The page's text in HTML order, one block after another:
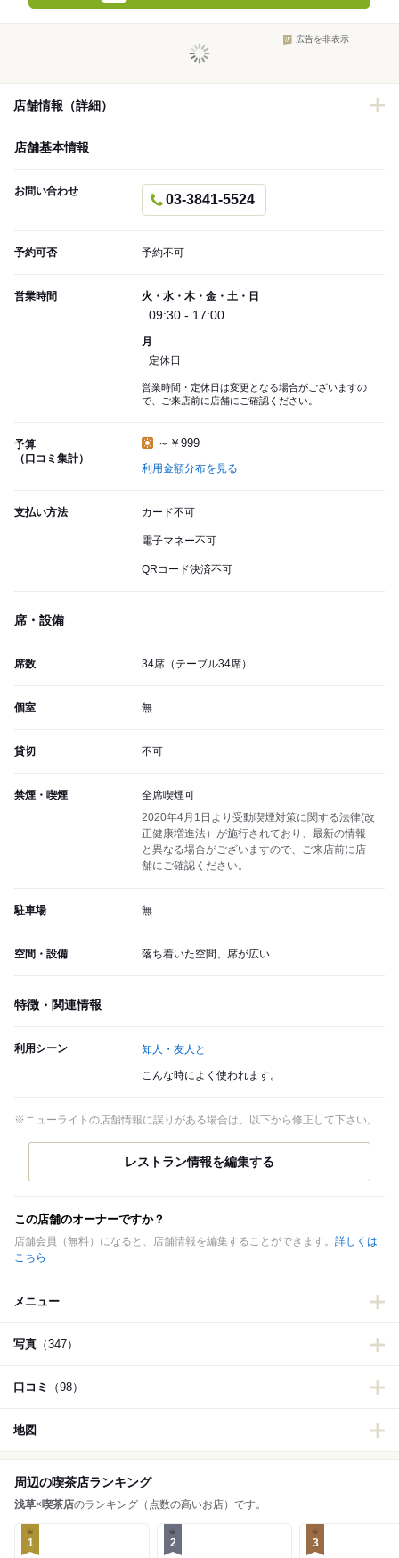
広告を非表示
店舗情報（詳細）
店舗基本情報
お問い合わせ
03-3841-5524
予約可否 予約不可
営業時間 火・水・木・金・土・日
09:30 - 17:00
月
定休日
営業時間・定休日は変更となる場合がございますの
で、ご来店前に店舗にご確認ください。
予算
（口コミ集計）
～￥999
利用金額分布を見る
支払い方法 カード不可
電子マネー不可
QRコード決済不可
席・設備
席数 34席（テーブル34席）
個室 無
貸切 不可
禁煙・喫煙
全席喫煙可
2020年4月1日より受動喫煙対策に関する法律(改
正健康増進法）が施行されており、最新の情報
と異なる場合がございますので、ご来店前に店
舗にご確認ください。
駐車場 無
空間・設備 落ち着いた空間、席が広い
特徴・関連情報
利用シーン 知人・友人と
こんな時によく使われます。
※ニューライトの店舗情報に誤りがある場合は、以下から修正して下さい。
この店舗のオーナーですか？
店舗会員（無料）になると、店舗情報を編集することができます。 詳しくは
こちら
メニュー
写真 （347）
口コミ （98）
地図
周辺の喫茶店ランキング
浅草×喫茶店のランキング（点数の高いお店）です。
1 2 3